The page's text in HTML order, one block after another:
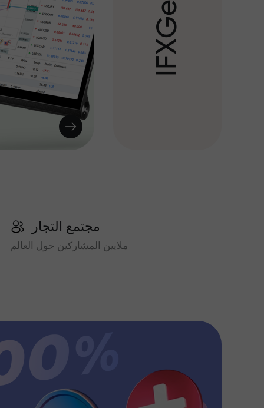
I
F
X
G
e
مجتمع التجار
ملايين المشاركين حول العالم